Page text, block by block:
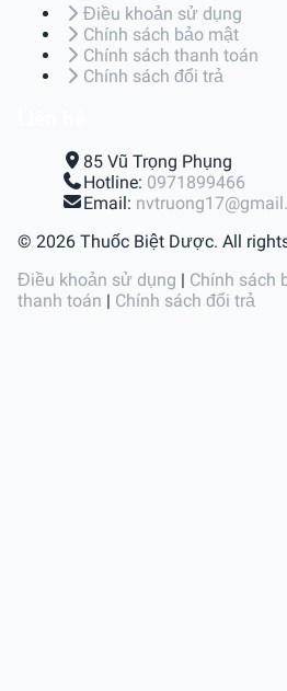
Điều khoản sử dụng
Chính sách bảo mật
Chính sách thanh toán
Chính sách đổi trả
85 Vũ Trọng Phụng
Hotline: 0971899466
Email:
© 2026 Thuốc Biệt Dược. All
Điều khoản sử dụng | Chính sách
thanh toán | Chính sách đổi trả